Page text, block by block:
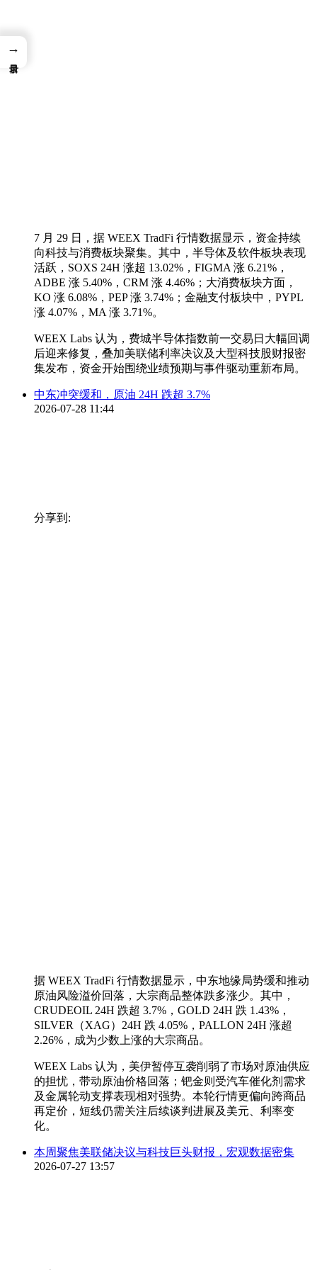
7 月 29 日，据 WEEX TradFi 行情数据显示，资金持续
向科技与消费板块聚集。其中，半导体及软件板块表现
活跃，SOXS 24H 涨超 13.02%，FIGMA 涨 6.21%，
ADBE 涨 5.40%，CRM 涨 4.46%；大消费板块方面，
KO 涨 6.08%，PEP 涨 3.74%；金融支付板块中，PYPL
涨 4.07%，MA 涨 3.71%。
WEEX Labs 认为，费城半导体指数前一交易日大幅回调
后迎来修复，叠加美联储利率决议及大型科技股财报密
集发布，资金开始围绕业绩预期与事件驱动重新布局。
中东冲突缓和，原油 24H 跌超 3.7%
2026-07-28 11:44
分享到:
据 WEEX TradFi 行情数据显示，中东地缘局势缓和推动
原油风险溢价回落，大宗商品整体跌多涨少。其中，
CRUDEOIL 24H 跌超 3.7%，GOLD 24H 跌 1.43%，
SILVER（XAG）24H 跌 4.05%，PALLON 24H 涨超
2.26%，成为少数上涨的大宗商品。
WEEX Labs 认为，美伊暂停互袭削弱了市场对原油供应
的担忧，带动原油价格回落；钯金则受汽车催化剂需求
及金属轮动支撑表现相对强势。本轮行情更偏向跨商品
再定价，短线仍需关注后续谈判进展及美元、利率变
化。
本周聚焦美联储决议与科技巨头财报，宏观数据密集
2026-07-27 13:57
→